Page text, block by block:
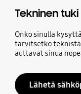
Tekninen tuki
Onko sinulla
tarvitsetko
auttavat sinua
Lähetä